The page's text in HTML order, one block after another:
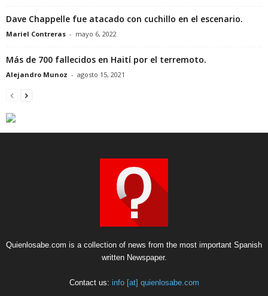
Dave Chappelle fue atacado con cuchillo en el escenario.
Mariel Contreras - mayo 6, 2022
Más de 700 fallecidos en Haití por el terremoto.
Alejandro Munoz - agosto 15, 2021
Quienlosabe.com is a collection of news from the most important Spanish
written Newspaper.
Contact us: info [at] quienlosabe.com